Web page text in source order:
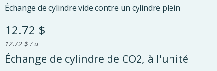
Échange de cylindre vide contre un cylindre plein
12.72 $
12.72 $ / u
Échange de cylindre de CO2, à l'unité